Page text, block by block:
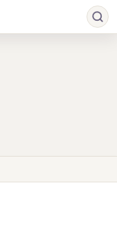
N O P
W X Y